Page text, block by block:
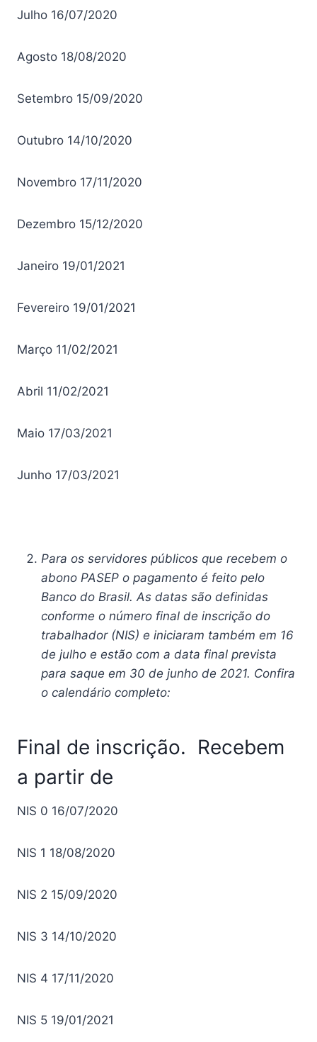
Julho 16/07/2020
Agosto 18/08/2020
Setembro 15/09/2020
Outubro 14/10/2020
Novembro 17/11/2020
Dezembro 15/12/2020
Janeiro 19/01/2021
Fevereiro 19/01/2021
Março 11/02/2021
Abril 11/02/2021
Maio 17/03/2021
Junho 17/03/2021
Para os servidores públicos que recebem o
abono PASEP o pagamento é feito pelo
Banco do Brasil. As datas são definidas
conforme o número final de inscrição do
trabalhador (NIS) e iniciaram também em 16
de julho e estão com a data final prevista
para saque em 30 de junho de 2021. Confira
o calendário completo:
Final de inscrição. Recebem
a partir de
NIS 0 16/07/2020
NIS 1 18/08/2020
NIS 2 15/09/2020
NIS 3 14/10/2020
NIS 4 17/11/2020
NIS 5 19/01/2021